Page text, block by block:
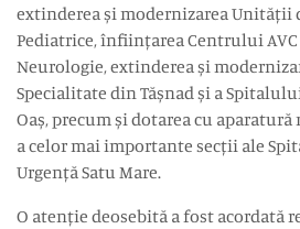
extinderea și modernizarea Unității
Pediatrice, înființarea Centrului
Neurologie, extinderea și
Specialitate din Tășnad și a
Oaș, precum și dotarea cu
a celor mai importante secții ale
Urgență Satu Mare.
O atenție deosebită a fost